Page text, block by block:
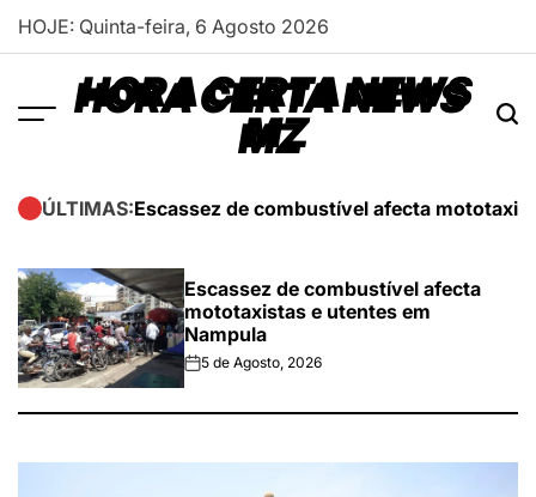
Skip
HOJE: Quinta-feira, 6 Agosto 2026
HORA CERTA NEWS
MZ
ÚLTIMAS:Escassez de combustível afecta
Escassez de combustível afecta
mototaxistas e utentes em
Nampula
on5 de Agosto, 2026